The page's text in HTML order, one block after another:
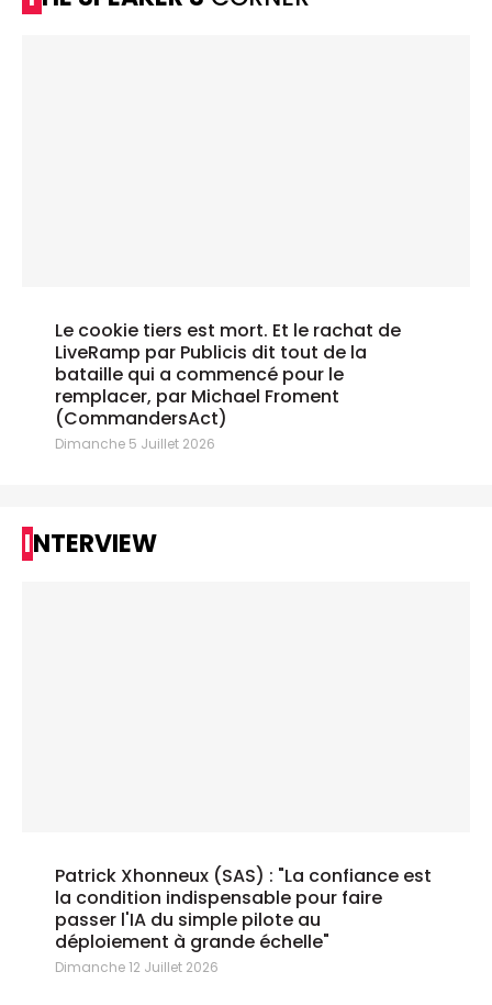
Le cookie tiers est mort. Et le rachat de
LiveRamp par Publicis dit tout de la
bataille qui a commencé pour le
remplacer, par Michael Froment
(CommandersAct)
Dimanche 5 Juillet 2026
INTERVIEW
Patrick Xhonneux (SAS) : "La confiance est
la condition indispensable pour faire
passer l'IA du simple pilote au
déploiement à grande échelle"
Dimanche 12 Juillet 2026